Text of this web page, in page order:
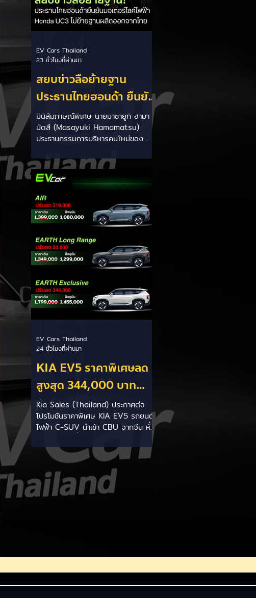
สยบข่าวลือย้ายฐาน
ประธานไทยฮอนด้า ยืนยัน
มอเตอร์ไซค์ไฟฟ้า Honda
UC3 ไม่ย้ายฐานผลิตออก
มินิสัมภาษณ์พิเศษ นายมาซายูกิ ฮามา
มัตสึ (Masayuki Hamamatsu)
ประธานกรรมการบริหารคนใหม่ของ
ทิศทางและกลยุทธ์การทำตลาดรถ
จักรยานยนต์ไฟฟ้า (EV) ในประเทศไทย
พร้อมสยบกระแสข่าวลือเรื่องการย้าย
ฐานการผลิต ยืนยันเดินหน้าใช้
ประเทศไทยเป็นฐานการผลิตหลักอย่าง
ต่อเนื่อง ประเด็นสำคัญจากการ
สยบข่าวลือเรื่องการย้ายฐานผลิตรถ
จักรยานยนต์ไฟฟ้า 100% รุ่น Honda
UC3 ไปเวียดนาม โดยยืนยันผลิตในไทย
การ
EV Cars Thailand
23 ชั่วโมงที่ผ่านมา
KIA EV5 ราคาพิเศษลด
สูงสุด 344,000 บาท
(รุ่นนำเข้า CBU จีน)
ตั้งแต่วันนี้ถึง 31 สิงหาคม
Kia Sales (Thailand) ประกาศต่อ
โปรโมชันราคาพิเศษ KIA EV5 รถยนต์
ไฟฟ้า C-SUV นำเข้า CBU จากจีน หั่น
ราคาลงชนิดที่ค่ายจีนยังต้องเหลียวมอง
สร้างความจุกอกให้ลูกค้าที่ออกรถไป
ก่อนหน้านี้อย่างจัง ดัมพ์ราคาลงดุเดือด
4 รุ่นย่อย: - Air FWD: จาก
1,399,000 เหลือ 1,080,000 บาท
(ลดลง 319,000 บาท) - Earth
คุณภาพตัวรถ โดย KIA TH
EV Cars Thailand
24 ชั่วโมงที่ผ่านมา